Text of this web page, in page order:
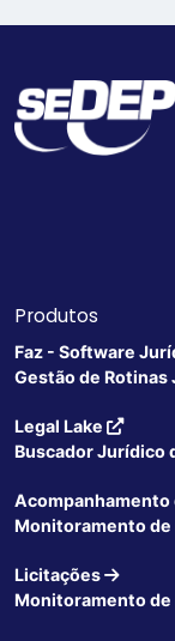
Produtos
Faz - Software
Gestão de
Legal Lake
Buscador Jurídico
Acompanhamento
Monitoramento de
Licitações
Monitoramento de